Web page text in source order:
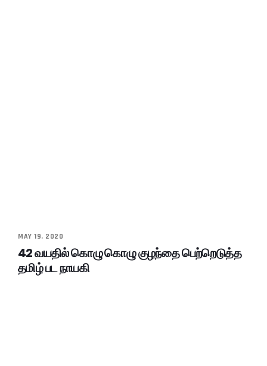
MAY 19, 2020
42 வயதில் கொழு கொழு குழந்தை பெற்றெடுத்த
தமிழ் பட நாயகி